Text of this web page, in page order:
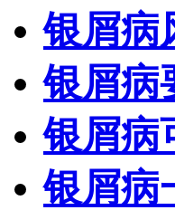
银屑病
银屑病
银屑病
银屑病